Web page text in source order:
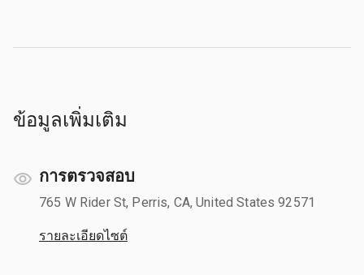
ข้อมูลเพิ่มเติม
การตรวจสอบ
765 W Rider St, Perris, CA, United States 92571
รายละเอียดไซต์